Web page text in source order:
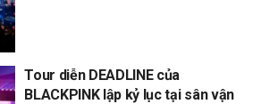
Tour diễn DEADLINE của
BLACKPINK lập kỷ lục tại sân vận